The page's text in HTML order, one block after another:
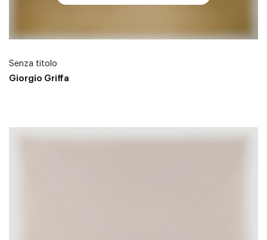
Senza titolo
Giorgio Griffa